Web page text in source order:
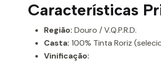
Características
Região: Douro / V.Q.P.R.D.
Casta: 100% Tinta Roriz
Vinificação: